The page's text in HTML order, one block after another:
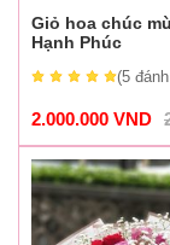
Giỏ hoa chúc
Hạnh Phúc
(5
2.000.000 VND